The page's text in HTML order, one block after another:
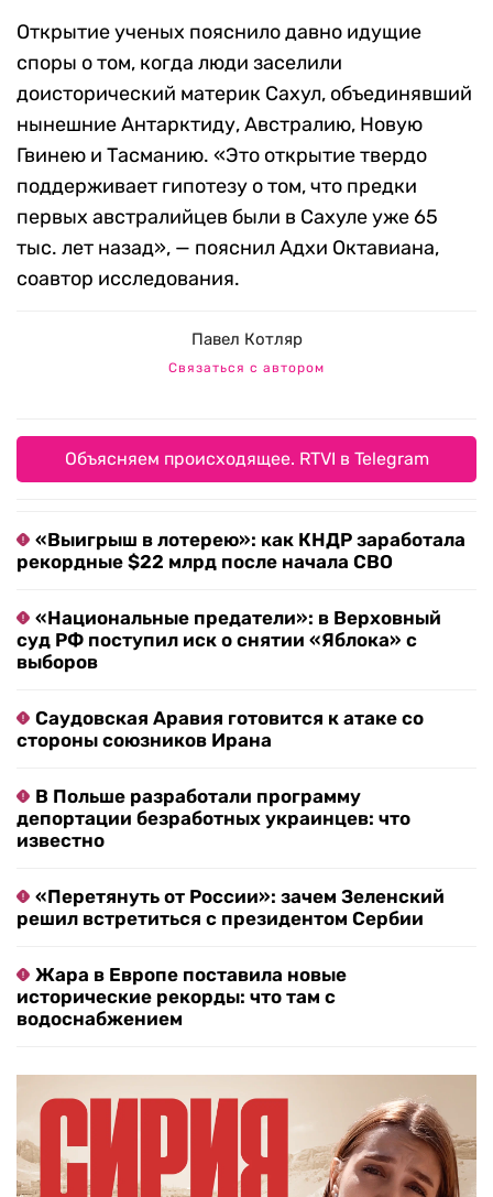
Открытие ученых пояснило давно идущие
споры о том, когда люди заселили
доисторический материк Сахул, объединявший
нынешние Антарктиду, Австралию, Новую
Гвинею и Тасманию. «Это открытие твердо
поддерживает гипотезу о том, что предки
первых австралийцев были в Сахуле уже 65
тыс. лет назад», — пояснил Адхи Октавиана,
соавтор исследования.
Павел Котляр
Связаться с автором
Объясняем происходящее. RTVI в Telegram
«Выигрыш в лотерею»: как КНДР заработала
рекордные $22 млрд после начала СВО
«Национальные предатели»: в Верховный
суд РФ поступил иск о снятии «Яблока» с
выборов
Саудовская Аравия готовится к атаке со
стороны союзников Ирана
В Польше разработали программу
депортации безработных украинцев: что
известно
«Перетянуть от России»: зачем Зеленский
решил встретиться с президентом Сербии
Жара в Европе поставила новые
исторические рекорды: что там с
водоснабжением